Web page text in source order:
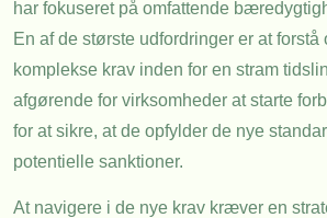
har fokuseret på omfattende
En af de største udfordringer er at
komplekse krav inden for en stram
afgørende for virksomheder at starte
for at sikre, at de opfylder de nye
potentielle sanktioner.
At navigere i de nye krav kræver en